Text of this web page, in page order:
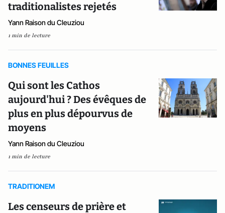
traditionalistes rejetés
Yann Raison du Cleuziou
1 min de lecture
BONNES FEUILLES
Qui sont les Cathos
aujourd'hui ? Des évêques de
plus en plus dépourvus de
moyens
Yann Raison du Cleuziou
1 min de lecture
TRADITIONEM
Les censeurs de prière et